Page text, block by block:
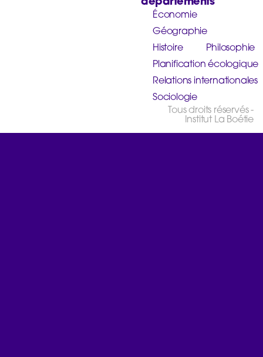
Économie
Géographie
Histoire
Philosophie
Planification écologique
Relations internationales
Sociologie
Tous droits réservés -
Institut La Boétie